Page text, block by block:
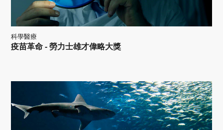
科學醫療
疫苗革命 - 勞力士雄才偉略大獎